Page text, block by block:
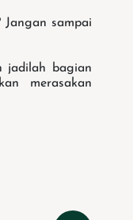
sampai
jadilah bagian
merasakan